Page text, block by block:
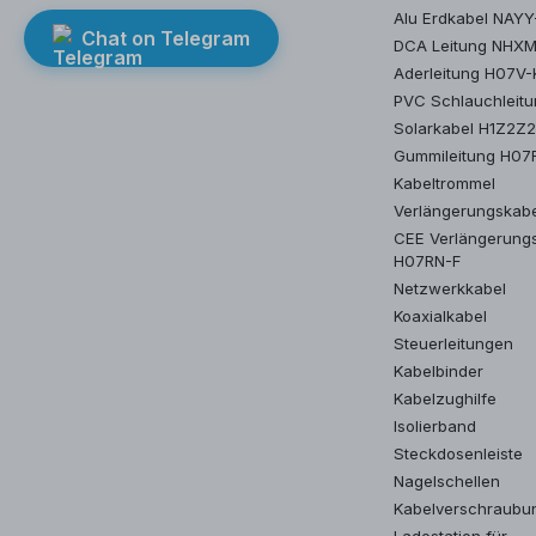
Chat on Telegram
Alu Erdkabel
DCA Leitung
Aderleitung H07V-
PVC
Solarkabel
Gummileitung
Kabeltrommel
CEE
H07RN-F
Netzwerkkabel
Koaxialkabel
Steuerleitungen
Kabelbinder
Kabelzughilfe
Isolierband
Steckdosenleiste
Nagelschellen